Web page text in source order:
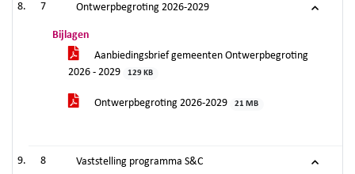
7 Ontwerpbegroting 2026-2029
Bijlagen
Aanbiedingsbrief gemeenten Ontwerpbegroting
2026 - 2029
129 KB
Ontwerpbegroting 2026-2029 21 MB
8 Vaststelling programma S&C